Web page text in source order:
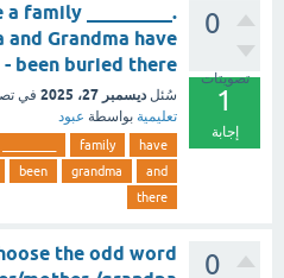
0
تصويتات
1
إجابة
a family _________.
and Grandma have
been buried there - مع الشرح
سُئل ديسمبر 27، 2025 في
تعليمية بواسطة عبود
have
family
and
grandma
been
there
0
the odd word